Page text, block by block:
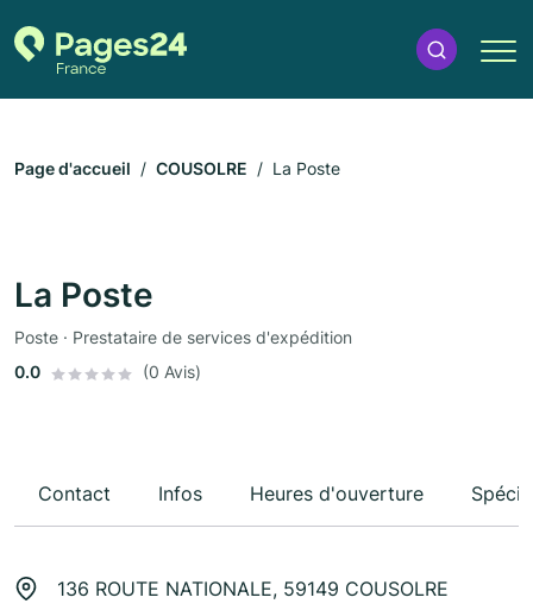
Page d'accueil COUSOLRE La Poste
La Poste
Poste · Prestataire de services d'expédition
0.0
(0 Avis)
Contact Infos Heures d'ouverture
136 ROUTE NATIONALE, 59149 COUSOLRE